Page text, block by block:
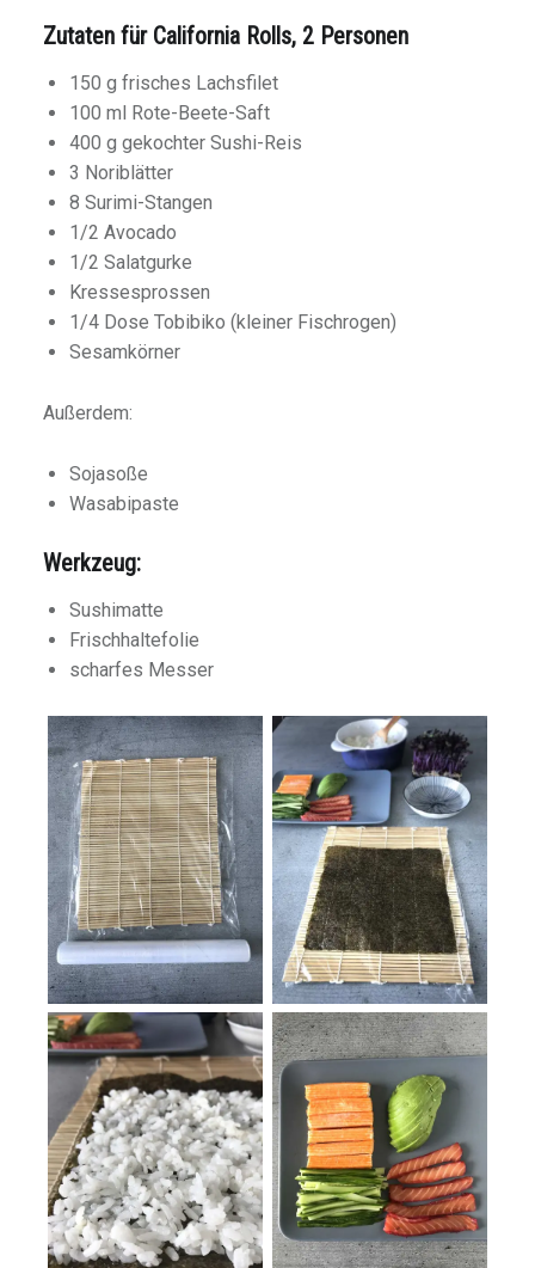
Zutaten für California Rolls, 2 Personen
150 g frisches Lachsfilet
100 ml Rote-Beete-Saft
400 g gekochter Sushi-Reis
3 Noriblätter
8 Surimi-Stangen
1/2 Avocado
1/2 Salatgurke
Kressesprossen
1/4 Dose Tobibiko (kleiner Fischrogen)
Sesamkörner
Außerdem:
Sojasoße
Wasabipaste
Werkzeug:
Sushimatte
Frischhaltefolie
scharfes Messer